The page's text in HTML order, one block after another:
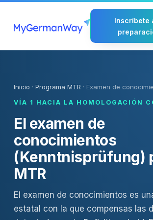
Inscríbete
Inicio · Programa MTR · Examen de
VÍA 1 HACIA LA HOMOLOGACIÓN
El examen de
conocimientos
(Kenntnisprüfung)
MTR
El examen de conocimientos es
estatal con la que compensas las